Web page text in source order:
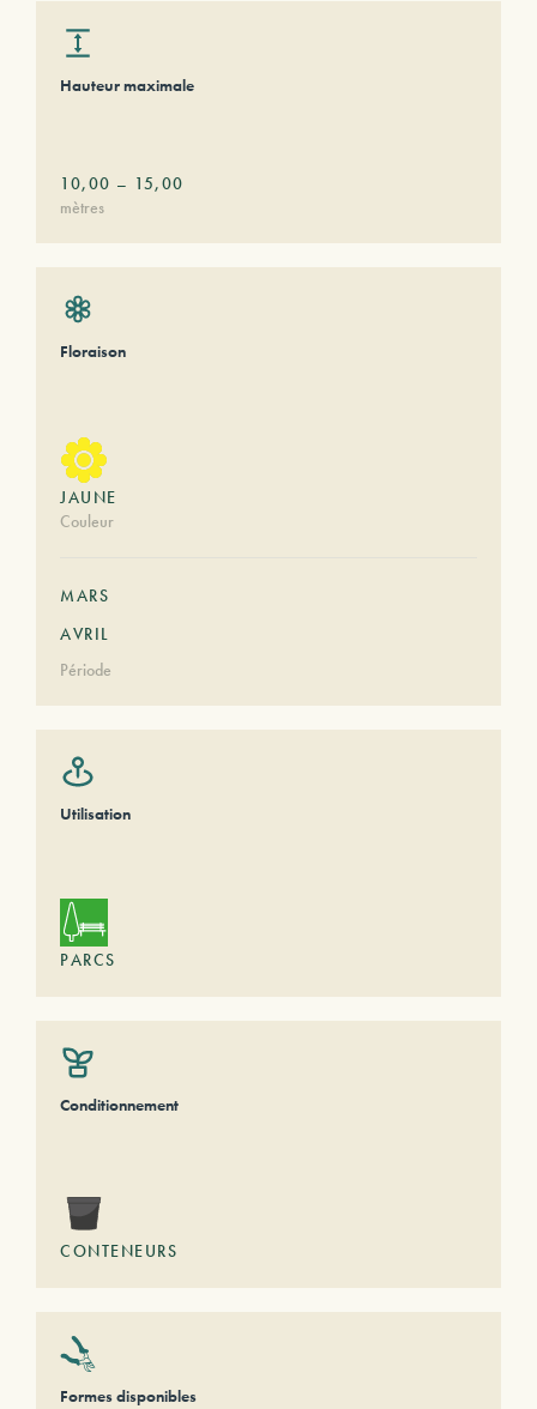
Hauteur maximale
10,00 – 15,00
mètres
Floraison
JAUNE
Couleur
MARS
AVRIL
Période
Utilisation
PARCS
Conditionnement
CONTENEURS
Formes disponibles